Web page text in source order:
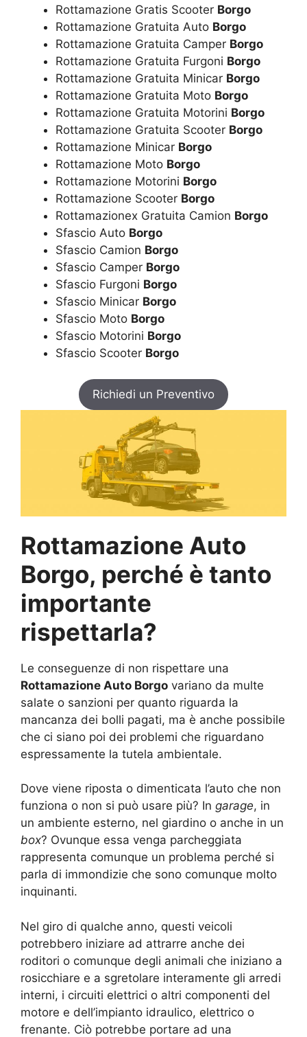
Rottamazione Gratis Scooter Borgo
Rottamazione Gratuita Auto Borgo
Rottamazione Gratuita Camper Borgo
Rottamazione Gratuita Furgoni Borgo
Rottamazione Gratuita Minicar Borgo
Rottamazione Gratuita Moto Borgo
Rottamazione Gratuita Motorini Borgo
Rottamazione Gratuita Scooter Borgo
Rottamazione Minicar Borgo
Rottamazione Moto Borgo
Rottamazione Motorini Borgo
Rottamazione Scooter Borgo
Rottamazionex Gratuita Camion Borgo
Sfascio Auto Borgo
Sfascio Camion Borgo
Sfascio Camper Borgo
Sfascio Furgoni Borgo
Sfascio Minicar Borgo
Sfascio Moto Borgo
Sfascio Motorini Borgo
Sfascio Scooter Borgo
Richiedi un Preventivo
Rottamazione Auto
Borgo, perché è tanto
importante
rispettarla?
Le conseguenze di non rispettare una
Rottamazione Auto Borgo variano da multe
salate o sanzioni per quanto riguarda la
mancanza dei bolli pagati, ma è anche possibile
che ci siano poi dei problemi che riguardano
espressamente la tutela ambientale.
Dove viene riposta o dimenticata l’auto che non
funziona o non si può usare più? In garage, in
un ambiente esterno, nel giardino o anche in un
box? Ovunque essa venga parcheggiata
rappresenta comunque un problema perché si
parla di immondizie che sono comunque molto
inquinanti.
Nel giro di qualche anno, questi veicoli
potrebbero iniziare ad attrarre anche dei
roditori o comunque degli animali che iniziano a
rosicchiare e a sgretolare interamente gli arredi
interni, i circuiti elettrici o altri componenti del
motore e dell’impianto idraulico, elettrico o
frenante. Ciò potrebbe portare ad una